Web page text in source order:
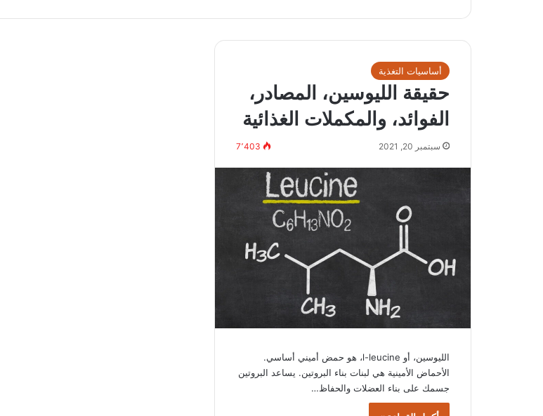
أساسيات التغذية
حقيقة الليوسين، المصادر،
الفوائد، والمكملات الغذائية
سبتمبر 20, 2021 7٬403
الليوسين، أو l-leucine، هو حمض أميني أساسي.
الأحماض الأمينية هي لبنات بناء البروتين. يساعد البروتين
جسمك على بناء العضلات والحفاظ…